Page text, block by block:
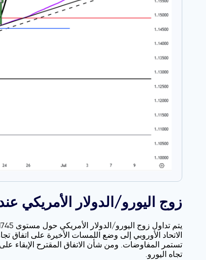
زوج اليورو/الدولار الأمريكي عند مستوى 1.1750 مع سعي الاتحاد
تجاه اليورو.